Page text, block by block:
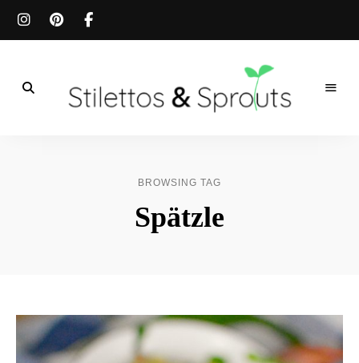
Sprouts
BROWSING TAG
Spätzle